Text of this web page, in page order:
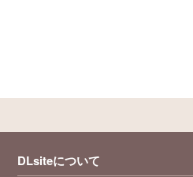
DLsiteについて